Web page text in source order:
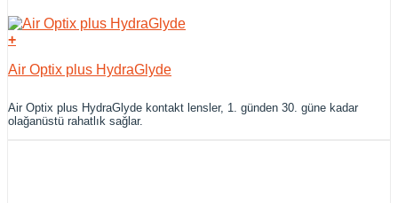
+
Air Optix plus HydraGlyde
Air Optix plus HydraGlyde kontakt lensler, 1. günden 30. güne kadar
olağanüstü rahatlık sağlar.